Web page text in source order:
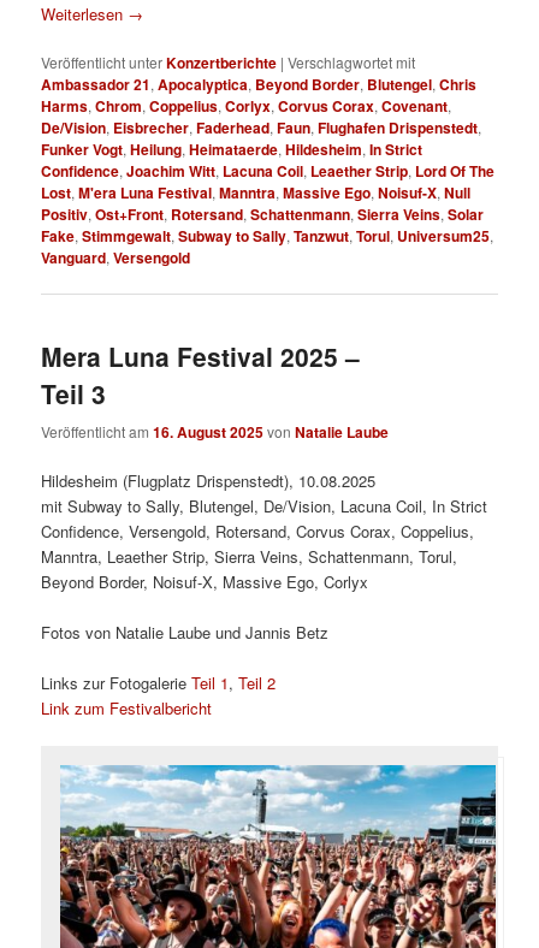
Weiterlesen →
Veröffentlicht unterKonzertberichte |Verschlagwortet mit
Ambassador 21,Apocalyptica, Beyond Border, Blutengel,Chris
Harms,Chrom,Coppelius,Corlyx,Corvus Corax,Covenant,
De/Vision, Eisbrecher,Faderhead,Faun,Flughafen Drispenstedt,
Funker Vogt,Heilung,Heimataerde,Hildesheim,In Strict
Confidence,Joachim Witt, Lacuna Coil, Leaether Strip, Lord Of The
Lost,M'era Luna Festival,Manntra,Massive Ego,Noisuf-X,Null
Positiv,Ost+Front, Rotersand,Schattenmann,Sierra Veins,Solar
Fake,Stimmgewalt,Subway to Sally,Tanzwut,Torul, Universum25,
Vanguard,Versengold
Mera Luna Festival 2025 –
Teil 3
Veröffentlicht am16. August 2025vonNatalie Laube
Hildesheim (Flugplatz Drispenstedt), 10.08.2025
mit Subway to Sally, Blutengel, De/Vision, Lacuna Coil, In Strict
Confidence, Versengold, Rotersand, Corvus Corax, Coppelius,
Manntra, Leaether Strip, Sierra Veins, Schattenmann, Torul,
Beyond Border, Noisuf-X, Massive Ego, Corlyx
Fotos von Natalie Laube und Jannis Betz
Links zur FotogalerieTeil 1,Teil 2
Link zum Festivalbericht